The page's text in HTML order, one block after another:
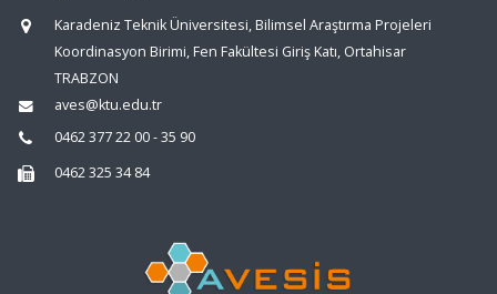
Karadeniz Teknik Üniversitesi, Bilimsel Araştırma Projeleri
Koordinasyon Birimi, Fen Fakültesi Giriş Katı, Ortahisar
TRABZON
aves@ktu.edu.tr
0462 377 22 00 - 35 90
0462 325 34 84